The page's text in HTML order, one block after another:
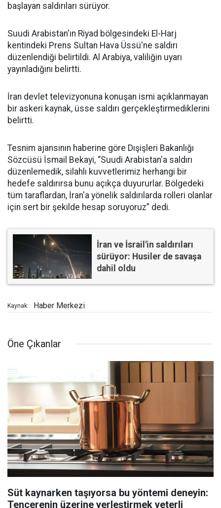
başlayan saldırıları sürüyor.
Suudi Arabistan'ın Riyad bölgesindeki El-Harj
kentindeki Prens Sultan Hava Üssü'ne saldırı
düzenlendiği belirtildi. Al Arabiya, valiliğin uyarı
yayınladığını belirtti.
İran devlet televizyonuna konuşan ismi açıklanmayan
bir askeri kaynak, üsse saldırı gerçekleştirmediklerini
belirtti.
Tesnim ajansının haberine göre Dışişleri Bakanlığı
Sözcüsü İsmail Bekayi, “Suudi Arabistan'a saldırı
düzenlemedik, silahlı kuvvetlerimiz herhangi bir
hedefe saldırırsa bunu açıkça duyururlar. Bölgedeki
tüm taraflardan, İran'a yönelik saldırılarda rolleri olanlar
için sert bir şekilde hesap soruyoruz” dedi.
İran ve İsrail'in saldırıları
sürüyor: Husiler de savaşa
dahil oldu
Kaynak: Haber Merkezi
Öne Çıkanlar
Süt kaynarken taşıyorsa bu yöntemi deneyin:
Tencerenin üzerine yerleştirmek yeterli